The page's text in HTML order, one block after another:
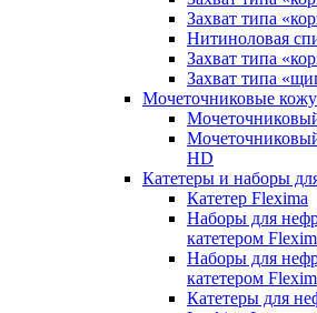
Захват типа
Нитиноловая
Захват типа
Захват типа
Мочеточниковые
HD
Катетеры и наборы
Катетер Flexima
Наборы для
катетером
Наборы для
катетером
Катетеры для